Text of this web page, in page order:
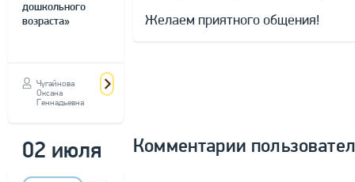
дошкольного
возраста»
Чугайнова
Оксана
Геннадьевна
02 июля
Желаем приятного общения!
Комментарии